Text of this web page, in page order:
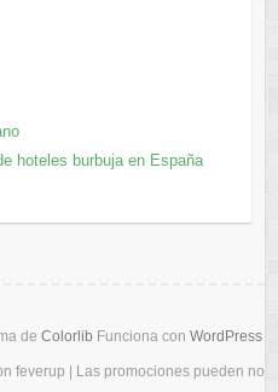
hoteles burbuja en España
de Colorlib Funciona con WordPress
feverup | Las promociones pueden no